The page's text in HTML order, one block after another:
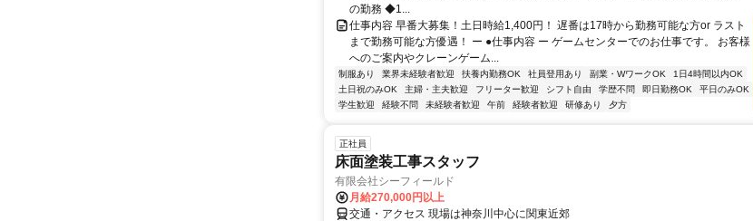
の勤務 ◆1...
仕事内容 早番大募集！土日時給1,400円！ 遅番は17時から勤務可能な方or ラスト
まで勤務可能な方優遇！ ー ●仕事内容 ー ゲームセンターでのお仕事です。 お客様
へのご案内やクレーンゲーム...
制服あり 業界未経験者歓迎 扶養内勤務OK 社員登用あり 副業・WワークOK
1日4時間以内OK
土日祝のみOK
主婦・主夫歓迎 フリーター歓迎 シフト自由 学歴不問 即日勤務OK
平日のみOK
学生歓迎
経験不問 未経験者歓迎 午前 経験者歓迎 研修あり 夕方
正社員
床面塗装工事スタッフ
有限会社シーフィールド
月給270,000円以上
交通・アクセス 現場は神奈川中心に関東近郊